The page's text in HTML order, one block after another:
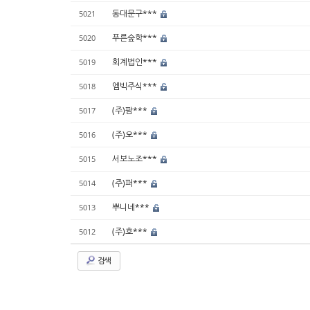
5021 동대문구***
5020 푸른숲학***
5019 회계법인***
5018 엠빅주식***
5017 (주)팜***
5016 (주)오***
5015 서보노조***
5014 (주)퍼***
5013 뿌니네***
5012 (주)호***
검색